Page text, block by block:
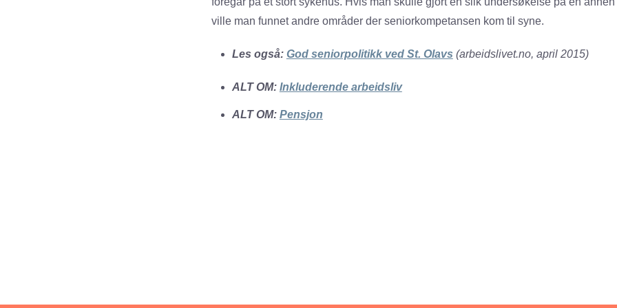
ville man funnet andre områder der senior­kompetansen kom til syne.
Les også: God seniorpolitikk ved St. Olavs (arbeidslivet.no, april 2015)
ALT OM: Inkluderende arbeidsliv
ALT OM: Pensjon